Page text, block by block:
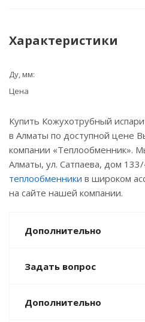
Характеристики
Ду, мм:
Цена
Купить Кожухотрубный
в Алматы по доступной цене
компании «Теплообменник».
Алматы, ул. Сатпаева, дом 133/
теплообменники в широком
на сайте нашей компании.
Дополнительно
Задать вопрос
Дополнительно